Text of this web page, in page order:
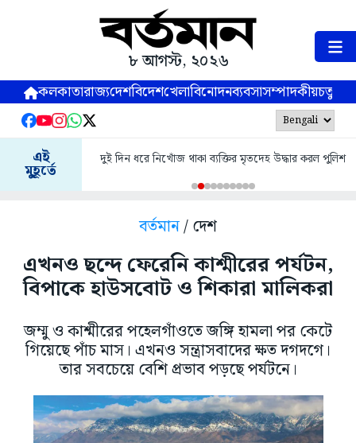
৮ আগস্ট, ২০২৬
কলকাতারাজ্যদেশবিদেশখেলাবিনোদনব্যবসাসম্পাদকীয়
এই
মুহূর্তে
দুই দিন ধরে নিখোঁজ থাকা ব্যক্তির মৃতদেহ উদ্ধার করল পুলিশ
বর্তমান/ দেশ
এখনও ছন্দে ফেরেনি কাশ্মীরের পর্যটন,
বিপাকে হাউসবোট ও শিকারা মালিকরা
জম্মু ও কাশ্মীরের পহেলগাঁওতে জঙ্গি হামলা পর কেটে
গিয়েছে পাঁচ মাস। এখনও সন্ত্রাসবাদের ক্ষত দগদগে।
তার সবচেয়ে বেশি প্রভাব পড়ছে পর্যটনে।